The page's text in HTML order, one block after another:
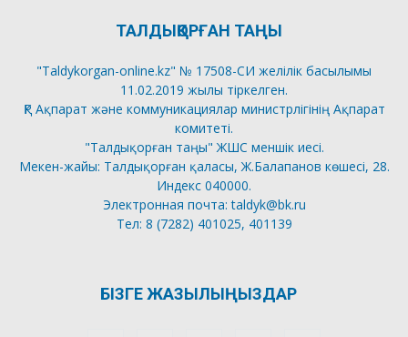
ТАЛДЫҚОРҒАН ТАҢЫ
"Taldykorgan-online.kz" № 17508-СИ желілік басылымы
11.02.2019 жылы тіркелген.
ҚР Ақпарат және коммуникациялар министрлігінің Ақпарат
комитеті.
"Талдықорған таңы" ЖШС меншік иесі.
Мекен-жайы: Талдықорған қаласы, Ж.Балапанов көшесі, 28.
Индекс 040000.
Электронная почта: taldyk@bk.ru
Тел: 8 (7282) 401025, 401139
БІЗГЕ ЖАЗЫЛЫҢЫЗДАР